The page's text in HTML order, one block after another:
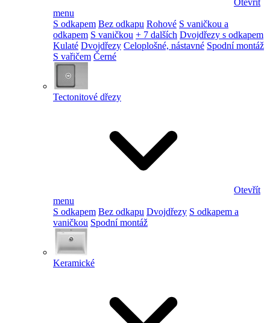
menu
S odkapem Bez odkapu Rohové S vaničkou a
odkapem S vaničkou + 7 dalších Dvojdřezy s odkapem
Kulaté Dvojdřezy Celoplošné, nástavné Spodní montáž
S vařičem Černé
Tectonitové dřezy
Otevřít
menu
S odkapem Bez odkapu Dvojdřezy S odkapem a
vaničkou Spodní montáž
Keramické